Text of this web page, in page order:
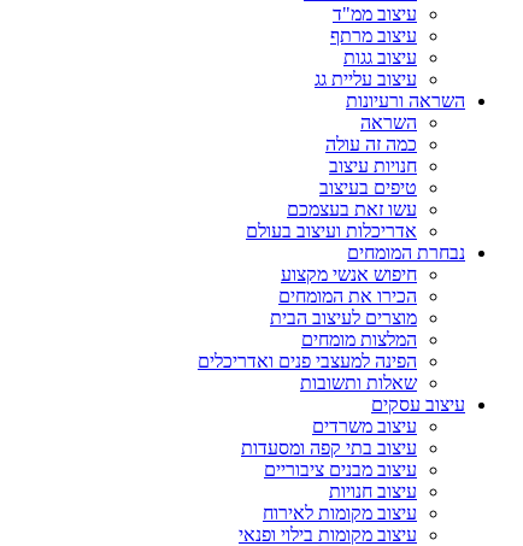
עיצוב ממ"ד
עיצוב מרתף
עיצוב גגות
עיצוב עליית גג
השראה ורעיונות
השראה
כמה זה עולה
חנויות עיצוב
טיפים בעיצוב
עשו זאת בעצמכם
אדריכלות ועיצוב בעולם
נבחרת המומחים
חיפוש אנשי מקצוע
הכירו את המומחים
מוצרים לעיצוב הבית
המלצות מומחים
הפינה למעצבי פנים ואדריכלים
שאלות ותשובות
עיצוב עסקים
עיצוב משרדים
עיצוב בתי קפה ומסעדות
עיצוב מבנים ציבוריים
עיצוב חנויות
עיצוב מקומות לאירוח
עיצוב מקומות בילוי ופנאי